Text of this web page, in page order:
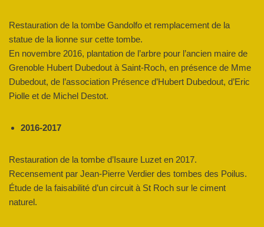
Restauration de la tombe Gandolfo et remplacement de la
statue de la lionne sur cette tombe.
En novembre 2016, plantation de l’arbre pour l’ancien maire de
Grenoble Hubert Dubedout à Saint-Roch, en présence de Mme
Dubedout, de l’association Présence d’Hubert Dubedout, d’Eric
Piolle et de Michel Destot.
2016-2017
Restauration de la tombe d’Isaure Luzet en 2017.
Recensement par Jean-Pierre Verdier des tombes des Poilus.
Étude de la faisabilité d’un circuit à St Roch sur le ciment
naturel.